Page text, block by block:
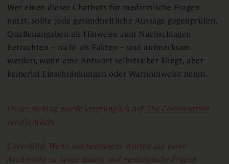
Wer einen dieser Chatbots für medizinische Fragen
nutzt, sollte jede gesundheitliche Aussage gegenprüfen,
Quellenangaben als Hinweise zum Nachschlagen
betrachten – nicht als Fakten – und aufmerksam
werden, wenn eine Antwort selbstsicher klingt, aber
keinerlei Einschränkungen oder Warnhinweise nennt.
Dieser Beitrag wurde ursprünglich auf The Conversation
veröffentlicht.
Cover-Bild: Wenn wochenlanges Warten auf einen
Arzttermin zu lange dauert und medizinische Fragen